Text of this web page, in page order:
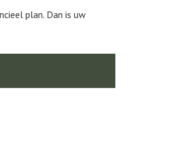
plan. Dan is uw